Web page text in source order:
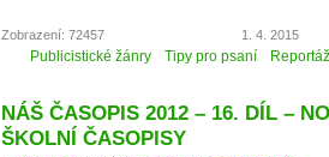
Zobrazení: 72457 1. 4. 2015
Publicistické žánry Tipy pro psaní Reportáž
NÁŠ ČASOPIS 2012 – 16. DÍL –
ŠKOLNÍ ČASOPISY